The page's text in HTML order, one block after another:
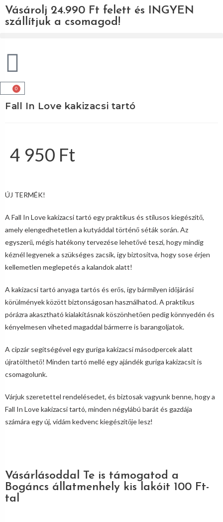
Vásárolj 24.990 Ft felett és INGYEN
szállítjuk a csomagod!
0
Fall In Love kakizacsi tartó
4 950 Ft
ÚJ TERMÉK!
A Fall In Love kakizacsi tartó egy praktikus és stílusos kiegészítő,
amely elengedhetetlen a kutyáddal történő séták során. Az
egyszerű, mégis hatékony tervezése lehetővé teszi, hogy mindig
kéznél legyenek a szükséges zacsik, így biztosítva, hogy sose érjen
kellemetlen meglepetés a kalandok alatt!
A kakizacsi tartó anyaga tartós és erős, így bármilyen időjárási
körülmények között biztonságosan használhatod. A praktikus
pórázra akasztható kialakításnak köszönhetően pedig könnyedén és
kényelmesen viheted magaddal bármerre is barangoljatok.
A cipzár segítségével egy guriga kakizacsi másodpercek alatt
újratölthető! Minden tartó mellé egy ajándék guriga kakizacsit is
csomagolunk.
Várjuk szeretettel rendelésedet, és biztosak vagyunk benne, hogy a
Fall In Love kakizacsi tartó, minden négylábú barát és gazdája
számára egy új, vidám kedvenc kiegészítője lesz!
Vásárlásoddal Te is támogatod a
Bogáncs állatmenhely kis lakóit 100 Ft-
tal